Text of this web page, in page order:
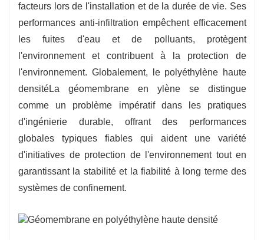
facteurs lors de l'installation et de la durée de vie. Ses
performances anti-infiltration empêchent efficacement
les fuites d'eau et de polluants, protègent
l'environnement et contribuent à la protection de
l'environnement. Globalement, le polyéthylène haute
densitéLa géomembrane en ylène se distingue
comme un problème impératif dans les pratiques
d'ingénierie durable, offrant des performances
globales typiques fiables qui aident une variété
d'initiatives de protection de l'environnement tout en
garantissant la stabilité et la fiabilité à long terme des
systèmes de confinement.